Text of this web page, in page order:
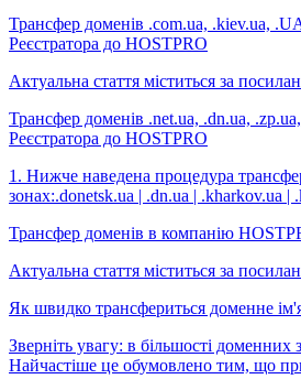
Трансфер доменів .com.ua, .kiev.ua,
Реєстратора до HOSTPRO
Актуальна стаття міститься за
Трансфер доменів .net.ua, .dn.ua,
Реєстратора до HOSTPRO
1. Нижче наведена процедура
зонах:.donetsk.ua | .dn.ua | .kharkov.ua |
Трансфер доменів в компанію
Актуальна стаття міститься за
Як швидко трансфериться доменне
Зверніть увагу: в більшості
Найчастіше це обумовлено тим, що